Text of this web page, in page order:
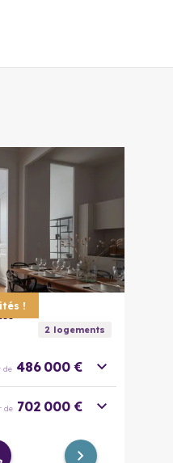
!
2logements
de 486 000 €
de 702 000 €